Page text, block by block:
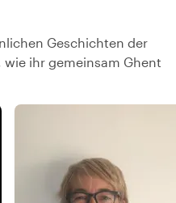
Geschichten der
ihr gemeinsam Ghent